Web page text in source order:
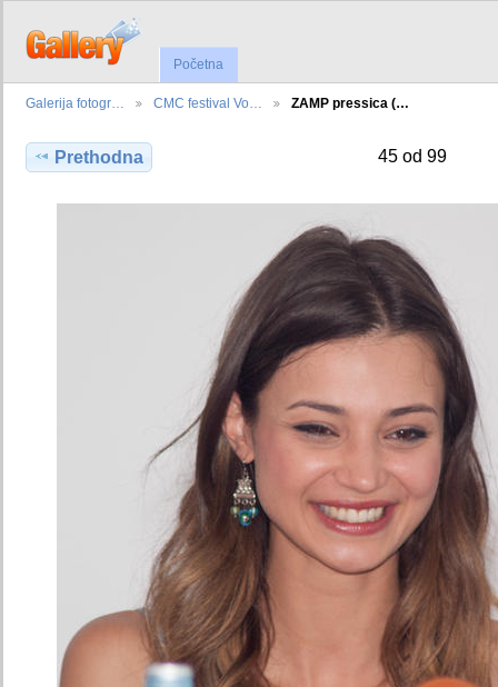
Početna
Galerija fotogr… CMC festival Vo… ZAMP pressica (…
Prethodna 45 od 99